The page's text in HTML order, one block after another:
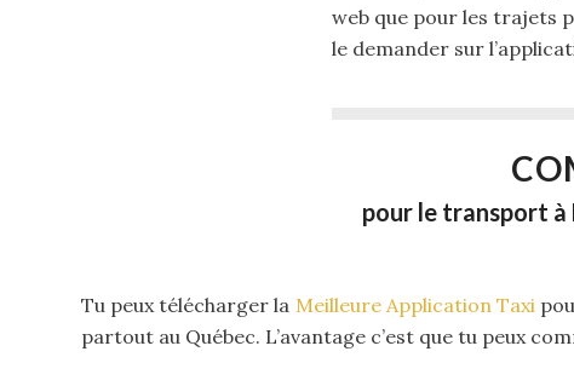
web que pour les trajets
le demander sur
pour le transport à
Tu peux télécharger la Meilleure Application Taxi
partout au Québec. L’avantage c’est que tu peux